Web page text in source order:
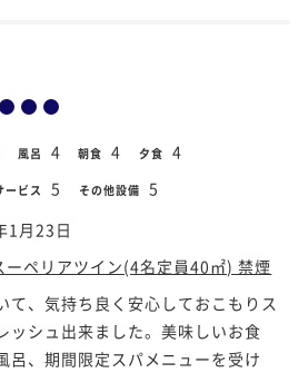
風呂 4 朝食 4 夕食 4
ービス 5 その他設備 5
1月23日
ーペリアツイン(4名定員40㎡) 禁煙
て、気持ち良く安心しておこもりス
ッシュ出来ました。美味しいお食
呂、期間限定スパメニューを受け